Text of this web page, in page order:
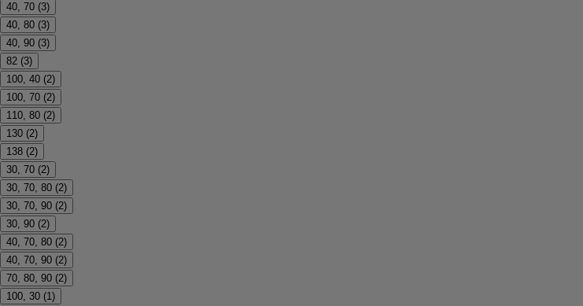
40, 70 (3)
40, 80 (3)
40, 90 (3)
82 (3)
100, 40 (2)
100, 70 (2)
110, 80 (2)
130 (2)
138 (2)
30, 70 (2)
30, 70, 80 (2)
30, 70, 90 (2)
30, 90 (2)
40, 70, 80 (2)
40, 70, 90 (2)
70, 80, 90 (2)
100, 30 (1)